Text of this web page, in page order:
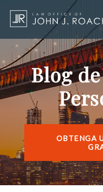
INICIO
ÁREAS DE PRÁCTICA
ÁREAS QUE SIRVO
ACERCA DE JOHN J.
BLOG
Blog
OBTENGA